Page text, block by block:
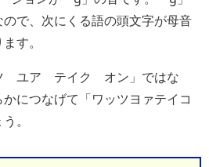
で、次にくる語の頭文字が母音
す。
ユア テイク オン」ではな
につなげて「ワッツヨァテイコ
。